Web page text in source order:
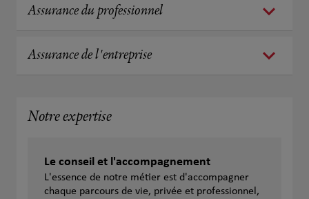
Assurance du professionnel
Assurance de l'entreprise
Notre expertise
Le conseil et l'accompagnement
L'essence de notre métier est d'accompagner
chaque parcours de vie, privée et professionnel,